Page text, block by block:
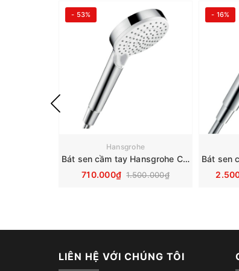
- 53%
Hansgrohe
Bát sen cầm tay Hansgrohe Crometta Vario 26330400
710.000₫ 1.500.000₫
- 16%
LIÊN HỆ VỚI CHÚNG TÔI